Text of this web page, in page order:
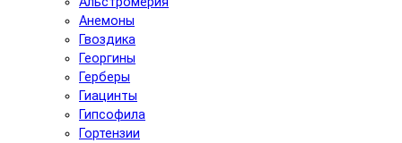
Анемоны
Гвоздика
Георгины
Герберы
Гиацинты
Гипсофила
Гортензии